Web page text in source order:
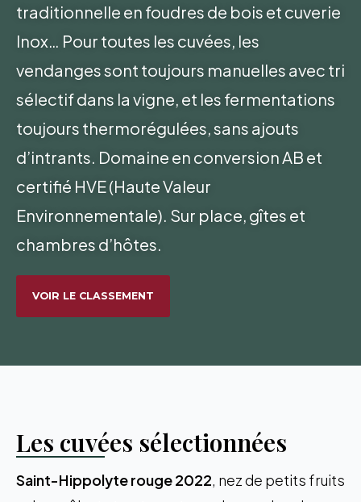
traditionnelle en foudres de bois et cuverie
Inox… Pour toutes les cuvées, les
vendanges sont toujours manuelles avec tri
sélectif dans la vigne, et les fermentations
toujours thermorégulées, sans ajouts
d’intrants. Domaine en conversion AB et
certifié HVE (Haute Valeur
Environnementale). Sur place, gîtes et
chambres d’hôtes.
VOIR LE CLASSEMENT
Les cuvées sélectionnées
Saint-Hippolyte rouge 2022 , nez de petits fruits